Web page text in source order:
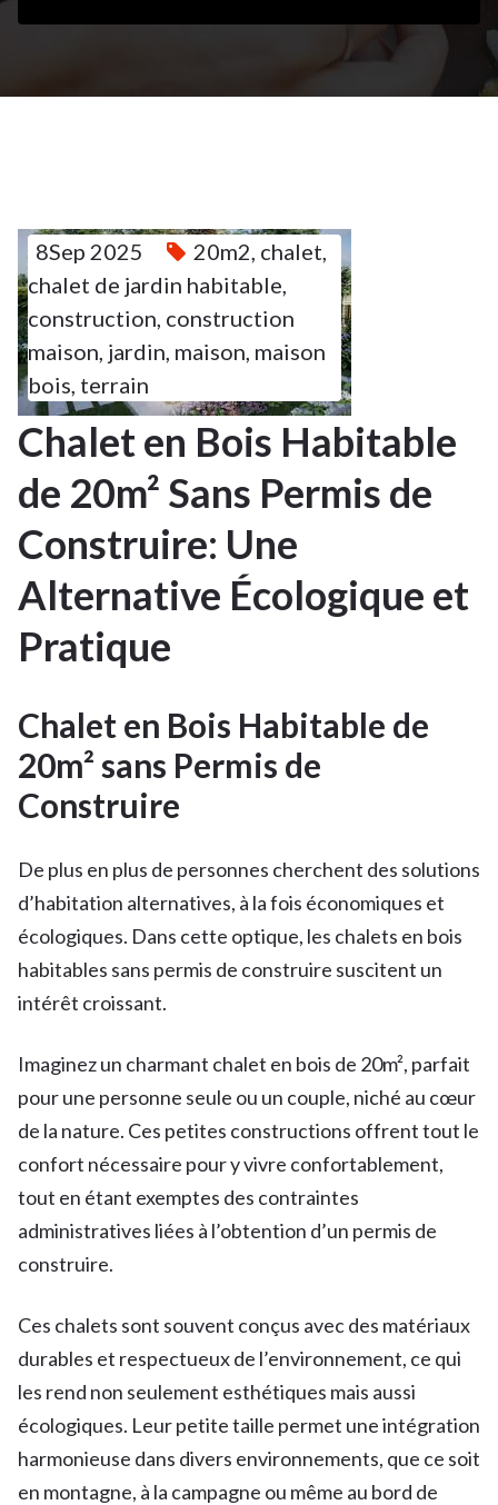
8
SEP 2025
8Sep 2025 20m2 chalet
chalet de jardin habitable
construction construction
maison jardin maison maison
bois terrain
Chalet en Bois Habitable
de 20m² Sans Permis de
Construire: Une
Alternative Écologique et
Pratique
Chalet en Bois Habitable de
20m² sans Permis de
Construire
De plus en plus de personnes cherchent des solutions
d’habitation alternatives, à la fois économiques et
écologiques. Dans cette optique, les chalets en bois
habitables sans permis de construire suscitent un
intérêt croissant.
Imaginez un charmant chalet en bois de 20m², parfait
pour une personne seule ou un couple, niché au cœur
de la nature. Ces petites constructions offrent tout le
confort nécessaire pour y vivre confortablement,
tout en étant exemptes des contraintes
administratives liées à l’obtention d’un permis de
construire.
Ces chalets sont souvent conçus avec des matériaux
durables et respectueux de l’environnement, ce qui
les rend non seulement esthétiques mais aussi
écologiques. Leur petite taille permet une intégration
harmonieuse dans divers environnements, que ce soit
en montagne, à la campagne ou même au bord de